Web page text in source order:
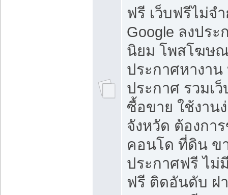
ฟรี เว็บฟรีไม่จ
Google ลงปร
นิยม โพสโฆษ
ประกาศหางาน
ประกาศ รวมเ
ซื้อขาย ใช้งาน
จังหวัด ต้องกา
คอนโด ที่ดิน ข
ประกาศฟรี ไม่
ฟรี ติดอันดับ ฝ